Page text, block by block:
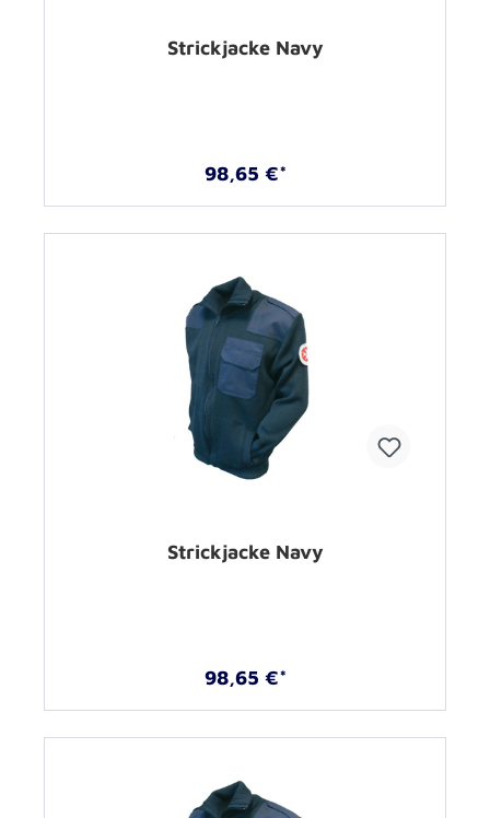
Strickjacke Navy
98,65 €*
Strickjacke Navy
98,65 €*